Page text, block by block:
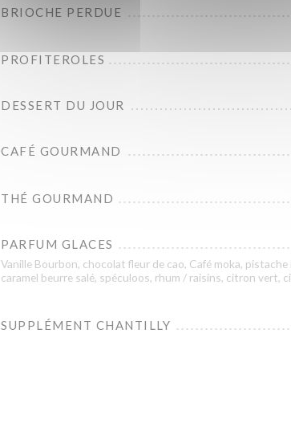
BRIOCHE PERDUE
PROFITEROLES
DESSERT DU JOUR
CAFÉ GOURMAND
THÉ GOURMAND
PARFUM GLACES
Vanille Bourbon, chocolat fleur de cao, Café moka,
caramel beurre salé, spéculoos, rhum / raisins, citron vert,
SUPPLÉMENT CHANTILLY